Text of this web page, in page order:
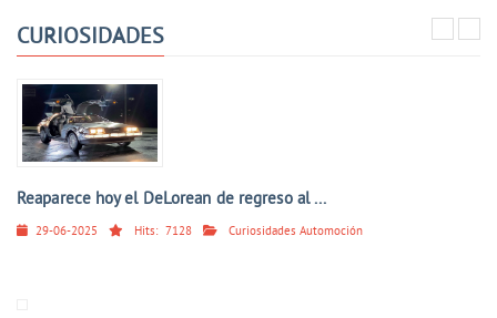
CURIOSIDADES
Reaparece hoy el DeLorean de regreso al ...
29-06-2025 Hits: 7128 Curiosidades Automoción